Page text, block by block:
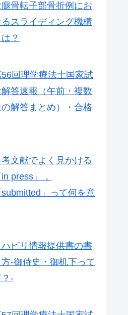
腿骨転子部骨折例にお
るスライディング機構
？
回理学療法士国家試
答速報（午前・複数
解答まとめ）・合格
文献でよく見かける
in press」，
submitted」って何を意
ハビリ情報提供書の書
方-御侍史・御机下って
-